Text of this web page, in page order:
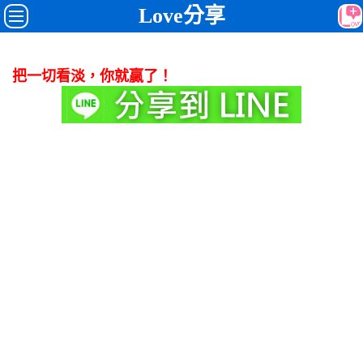
Love分享
把一切看淡，你就贏了！